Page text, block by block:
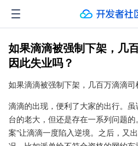
如果滴滴被强制下架，几
因此失业吗？
如果滴滴被强制下架，几百万滴滴司
滴滴的出现，便利了大家的出行。
台的老大，但还是存在一系列问题的
案”让滴滴一度陷入逆境。之后，又